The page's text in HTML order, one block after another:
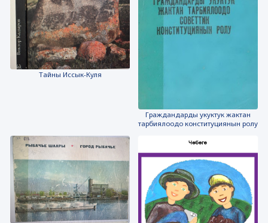
Тайны Иссык-Куля
Граждандарды укуктук жактан
тарбиялоодо конституциянын ролу